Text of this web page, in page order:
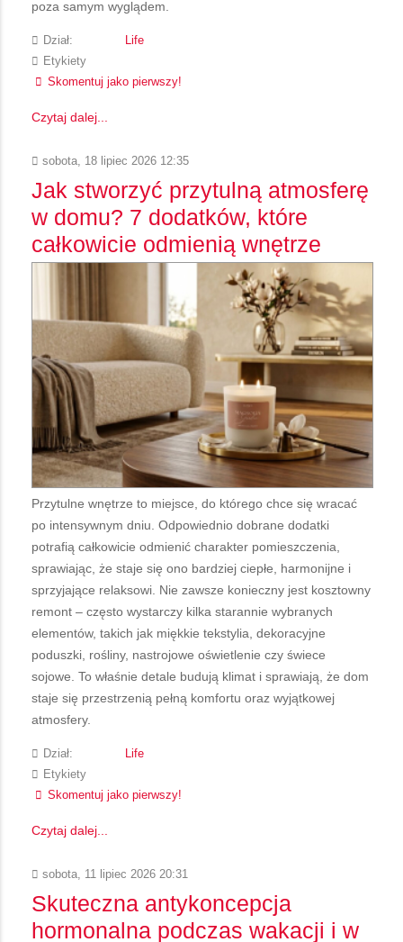
poza samym wyglądem.
Dział:
Life
Etykiety
Skomentuj jako pierwszy!
Czytaj dalej...
sobota, 18 lipiec 2026 12:35
Jak stworzyć przytulną atmosferę
w domu? 7 dodatków, które
całkowicie odmienią wnętrze
Przytulne wnętrze to miejsce, do którego chce się wracać
po intensywnym dniu. Odpowiednio dobrane dodatki
potrafią całkowicie odmienić charakter pomieszczenia,
sprawiając, że staje się ono bardziej ciepłe, harmonijne i
sprzyjające relaksowi. Nie zawsze konieczny jest kosztowny
remont – często wystarczy kilka starannie wybranych
elementów, takich jak miękkie tekstylia, dekoracyjne
poduszki, rośliny, nastrojowe oświetlenie czy świece
sojowe. To właśnie detale budują klimat i sprawiają, że dom
staje się przestrzenią pełną komfortu oraz wyjątkowej
atmosfery.
Dział:
Life
Etykiety
Skomentuj jako pierwszy!
Czytaj dalej...
sobota, 11 lipiec 2026 20:31
Skuteczna antykoncepcja
hormonalna podczas wakacji i w